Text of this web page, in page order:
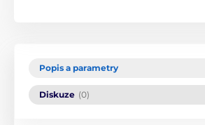
Popis a parametry
Diskuze (0)